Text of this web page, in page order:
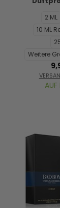
2 ML
10 ML
Weitere
AUF